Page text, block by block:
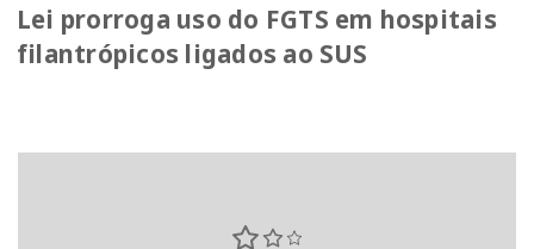
Lei prorroga uso do FGTS em hospitais
filantrópicos ligados ao SUS